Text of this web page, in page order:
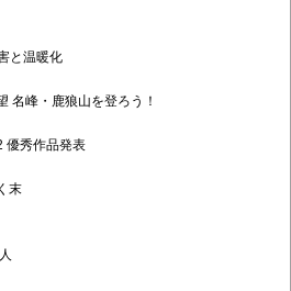
と温暖化
峰・鹿狼山を登ろう！
優秀作品発表
末